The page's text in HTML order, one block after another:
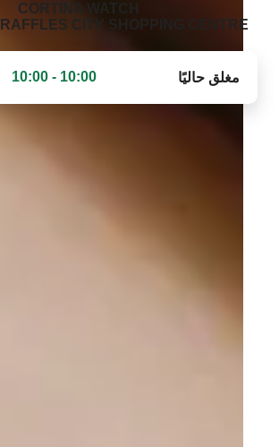
‭CORTINA WATCH
CITY SHOPPING CENTRE‬
مغلق حاليًا 10:00 - 10:00